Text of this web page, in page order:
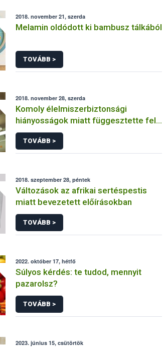
2018. november 21, szerda
Melamin oldódott ki bambusz tálkából
TOVÁBB >
2018. november 28, szerda
Komoly élelmiszerbiztonsági
hiányosságok miatt függesztette fel
a Nébih egy fővárosi cukrászüzem
működését
TOVÁBB >
2018. szeptember 28, péntek
Változások az afrikai sertéspestis
miatt bevezetett előírásokban
TOVÁBB >
2022. október 17, hétfő
Súlyos kérdés: te tudod, mennyit
pazarolsz?
TOVÁBB >
2023. június 15, csütörtök